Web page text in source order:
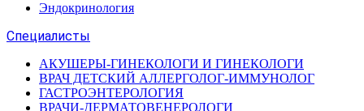
Эндокринология
Специалисты
АКУШЕРЫ-ГИНЕКОЛОГИ И ГИНЕКОЛОГИ
ВРАЧ ДЕТСКИЙ АЛЛЕРГОЛОГ-ИММУНОЛОГ
ГАСТРОЭНТЕРОЛОГИЯ
ВРАЧИ-ДЕРМАТОВЕНЕРОЛОГИ